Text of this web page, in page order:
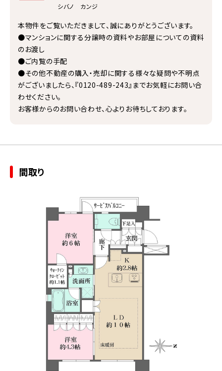
シバノ カンジ
本物件をご覧いただきまして、誠にありがとうございます。
●マンションに関する分譲時の資料やお部屋についての資料
のお渡し
●ご内覧の手配
●その他不動産の購入・売却に関する様々な疑問や不明点
がございましたら、『0120-489-243』までお気軽にお問い合
わせください。
お客様からのお問い合わせ、心よりお待ちしております。
間取り